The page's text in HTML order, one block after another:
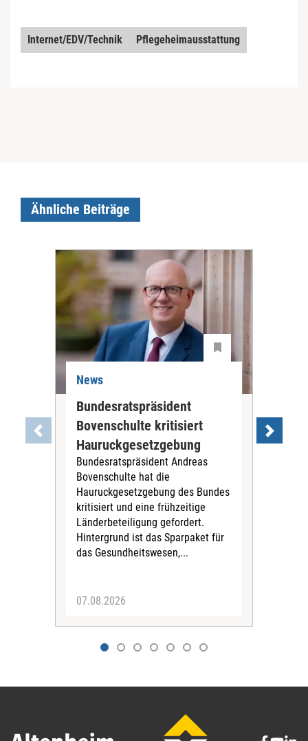
Internet/EDV/Technik Pflegeheimausstattung
Ähnliche Beiträge
News
Bundesratspräsident
Bovenschulte kritisiert
Hauruckgesetzgebung
Bundesratspräsident Andreas
Bovenschulte hat die
Hauruckgesetzgebung des Bundes
kritisiert und eine frühzeitige
Länderbeteiligung gefordert.
Hintergrund ist das Sparpaket für
das Gesundheitswesen,...
07.08.2026